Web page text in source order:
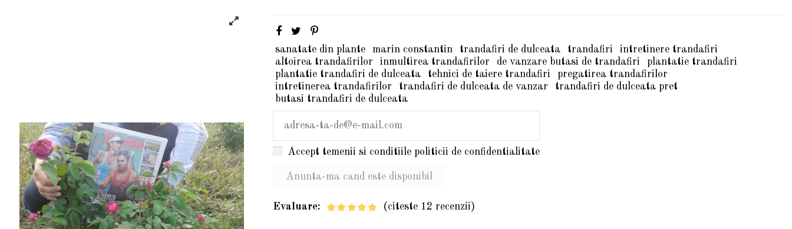
sanatate din plante marin constantin trandafiri de dulceata trandafiri
intretinere trandafiri
altoirea trandafirilor
inmultirea trandafirilor de vanzare butasi de trandafiri
plantatie trandafiri
plantatie trandafiri de dulceata
tehnici de taiere trandafiri
pregatirea trandafirilor
intretinerea trandafirilor
trandafiri de dulceata de vanzar
trandafiri de dulceata pret
butasi trandafiri de dulceata
Accept temenii si conditiile politicii de confidentialitate
Evaluare: (citeste 12 recenzii)